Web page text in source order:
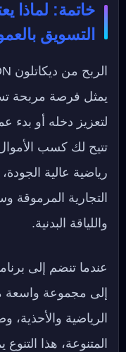
خاتمة: لماذا
التسويق
يمثل فرصة مربحة
لتعزيز دخله أو بدء
تتيح لك كسب
رياضية عالية
التجارية المرموقة
واللياقة البدنية.
عندما تنضم إلى
إلى مجموعة واسعة
الرياضية والأحذية،
المتنوعة، هذا